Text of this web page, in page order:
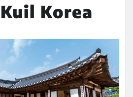
Korea